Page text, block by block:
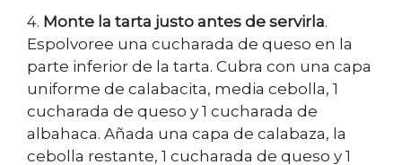
4. Monte la tarta justo antes de servirla.
Espolvoree una cucharada de queso en la
parte inferior de la tarta. Cubra con una capa
uniforme de calabacita, media cebolla, 1
cucharada de queso y 1 cucharada de
albahaca. Añada una capa de calabaza, la
cebolla restante, 1 cucharada de queso y 1